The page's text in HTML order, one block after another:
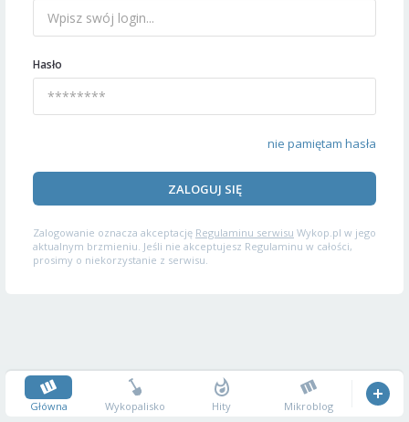
Hasło
nie pamiętam hasła
ZALOGUJ SIĘ
Zalogowanie oznacza akceptację Regulaminu serwisu Wykop.pl w jego
aktualnym brzmieniu. Jeśli nie akceptujesz Regulaminu w całości,
prosimy o niekorzystanie z serwisu.
Główna Wykopalisko Hity Mikroblog